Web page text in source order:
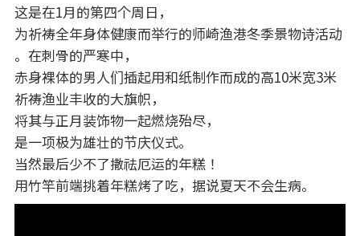
这是在1月的第四个周日，
为祈祷全年身体健康而举行的师崎渔港冬季景物诗活动
。在刺骨的严寒中，
赤身裸体的男人们插起用和纸制作而成的高10米宽3米
祈祷渔业丰收的大旗帜，
将其与正月装饰物一起燃烧殆尽，
是一项极为雄壮的节庆仪式。
当然最后少不了撒祛厄运的年糕！
用竹竿前端挑着年糕烤了吃，据说夏天不会生病。